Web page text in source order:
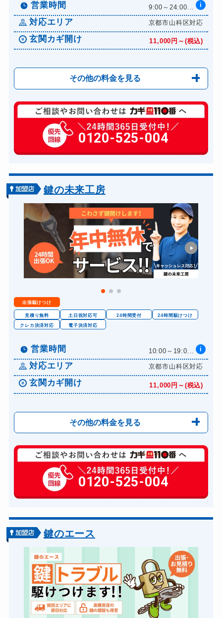
8,800円～(税込)
ドアノブカギ交換 11,000円～(税込)
営業時間 9:00～24:00... i
対応エリア 京都市山科区対応
玄関カギ開け 11,000円～(税込)
その他の料金を見る
玄関カギ修理 6,600円～(税込)
玄関カギ作成 14,300円～(税込)
玄関カギ交換 14,300円～(税込)
バイクカギ開け
バイクカギ作成 16,500円～(税込)
スーツケースカギ開け 8,800円～(税込)
スーツケースカギ作成 8,800円～(税込)
金庫カギ開け 14,300円～(税込)
金庫カギ修理 11,000円～(税込)
ロッカーカギ開け 8,800円～(税込)
ドアノブカギ開け
ドアノブカギ作成 8,800円～(税込)
ドアノブカギ交換 11,000円～(税込)
0120-525-004
鍵の未来工房
出張駆けつけ
見積り無料 土日祝対応可 24時間受付
24時間駆けつけ
クレカ決済対応
電子決済対応
営業時間 10:00～19:0... i
対応エリア 京都市山科区対応
玄関カギ開け 11,000円～(税込)
その他の料金を見る
玄関カギ修理 6,600円～(税込)
玄関カギ作成 14,300円～(税込)
玄関カギ交換 14,300円～(税込)
バイクカギ開け
バイクカギ作成 16,500円～(税込)
金庫カギ開け 14,300円～(税込)
金庫カギ修理 11,000円～(税込)
金庫カギ交換 11,000円～(税込)
0120-525-004
鍵のエース